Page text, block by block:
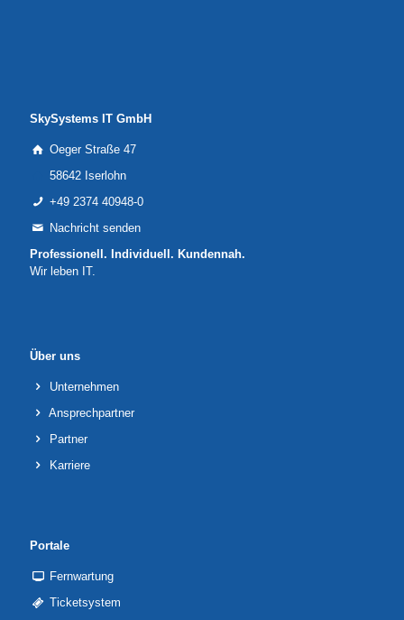
SkySystems IT GmbH
Oeger Straße 47
58642 Iserlohn
+49 2374 40948-0
Nachricht senden
Professionell. Individuell. Kundennah.
Wir leben IT.
Über uns
Unternehmen
Ansprechpartner
Partner
Karriere
Portale
Fernwartung
Ticketsystem